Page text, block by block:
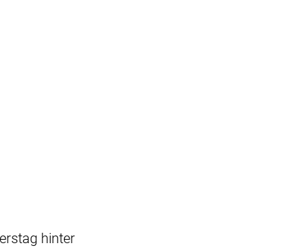
hinter